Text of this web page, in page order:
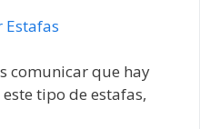
Estafas
comunicar que hay
tipo de estafas,